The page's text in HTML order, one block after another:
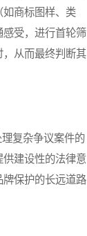
商标图样、类
受，进行首轮筛
从而最终判断其
复杂争议案件的
建设性的法律意
保护的长远道路